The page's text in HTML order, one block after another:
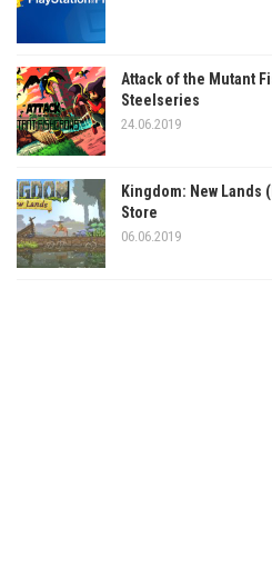
Attack of the Mutant
Steelseries
24.06.2019
Kingdom: New Lands
Store
06.06.2019